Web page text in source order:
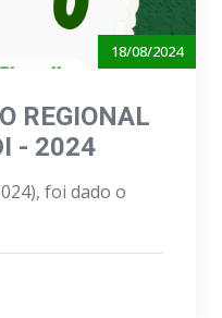
18/08/2024
REGIONAL
- 2024
foi dado o